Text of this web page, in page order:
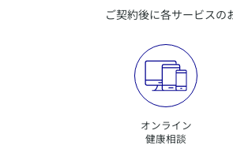
ご契約後に各サービスの
オンライン
健康相談